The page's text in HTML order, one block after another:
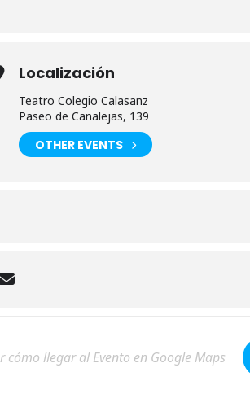
Localización
Teatro Colegio Calasanz
Paseo de Canalejas, 139
OTHER EVENTS